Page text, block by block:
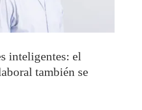
inteligentes: el
también se